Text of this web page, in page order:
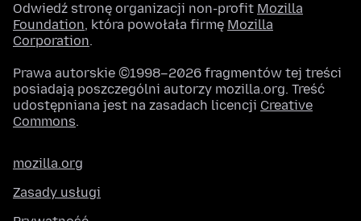
Odwiedź stronę organizacji non-profit Mozilla
Foundation, która powołała firmę Mozilla
Corporation.
Prawa autorskie ©1998–2026 fragmentów tej treści
posiadają poszczególni autorzy mozilla.org. Treść
udostępniana jest na zasadach licencji Creative
Commons.
mozilla.org
Zasady usługi